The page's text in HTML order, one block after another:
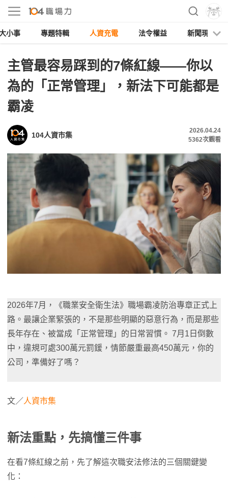
小事 專題特輯 人資充電 法令權益 新聞現場
主管最容易踩到的7條紅線——你以
為的「正常管理」，新法下可能都是
霸凌
104人資市集
2026.04.24
5362次觀看
2026年7月，《職業安全衛生法》職場霸凌防治專章正式上
路。最讓企業緊張的，不是那些明顯的惡意行為，而是那些
長年存在、被當成「正常管理」的日常習慣。 7月1日倒數
中，違規可處300萬元罰鍰，情節嚴重最高450萬元，你的
公司，準備好了嗎？
文／人資市集
新法重點，先搞懂三件事
在看7條紅線之前，先了解這次職安法修法的三個關鍵變
化：